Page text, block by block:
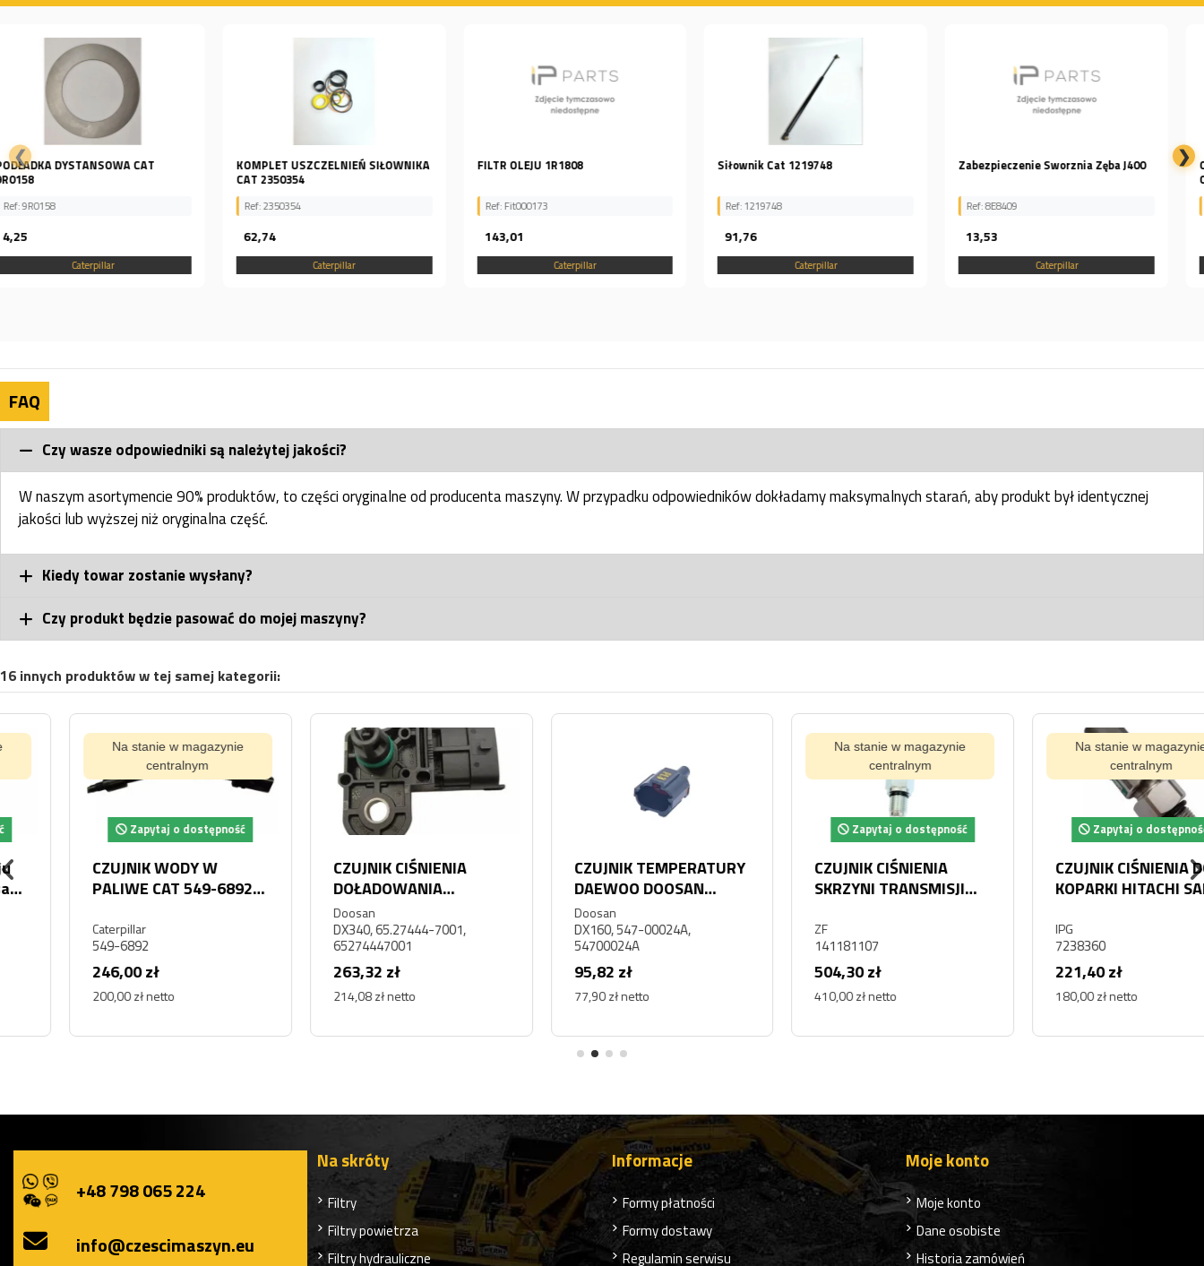
KOMPLET USZCZELNIEŃ SIŁOWNIKA
Ref: 2350354
Caterpillar
FILTR OLEJU 1R1808
Ref: Fit000173
143,01
Caterpillar
Siłownik Cat 1219748
Ref: 1219748
91,76
Caterpillar
Zabezpieczenie Sworznia Zęba J400
Ref: 8E8409
13,53
Caterpillar
ORING BOX ZESTAW KOMPLET
Ref: Box oring Cat
147,60
Caterpillar
❮ ❯
FAQ
Czy wasze odpowiedniki są należytej jakości?
W naszym asortymencie 90% produktów, to części oryginalne od producenta maszyny. W przypadku odpowiedników dokładamy maksymalnych starań, aby produkt był identycznej
jakości lub wyższej niż oryginalna część.
Kiedy towar zostanie wysłany?
Czy produkt będzie pasować do mojej maszyny?
16 innych produktów w tej samej kategorii:
Na stanie w magazynie
centralnym
Zapytaj o dostępność
CZUJNIK WODY W
PALIWE CAT 549-6892
246,00 zł
200,00 zł netto
CZUJNIK CIŚNIENIA
DOŁADOWANIA
DAEWOO DOOSAN
DX340, 65.27444-7001,
65274447001
263,32 zł
214,08 zł netto
CZUJNIK TEMPERATURY
DAEWOO DOOSAN
DX160, 547-00024A,
54700024A
77,90 zł netto
Na stanie w magazynie
centralnym
Zapytaj o dostępność
CZUJNIK CIŚNIENIA
SKRZYNI TRANSMISJI
141181107
504,30 zł
410,00 zł netto
Na stanie w magazynie
centralnym
Zapytaj o dostępność
CZUJNIK CIŚNIENIA DO
KOPARKI HITACHI SANY
7238360
221,40 zł
180,00 zł netto
+48 798 065 224
info@czescimaszyn.eu
Na skróty
Filtry
Filtry powietrza
Filtry hydrauliczne
Informacje
Formy płatności
Formy dostawy
Regulamin serwisu
Moje konto
Moje konto
Dane osobiste
Historia zamówień